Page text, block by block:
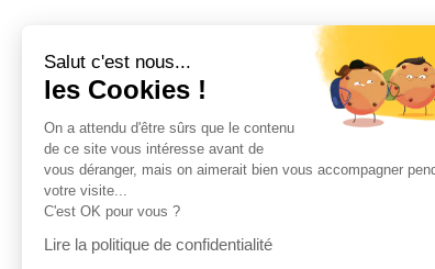
Salut c'est nous...
les Cookies !
On a attendu d'être sûrs que le contenu
de ce site vous intéresse avant de
vous déranger, mais on aimerait bien vous accompagner
votre visite...
C'est OK pour vous ?
Lire la politique de confidentialité